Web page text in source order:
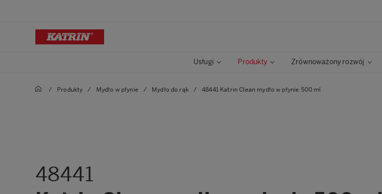
Usługi Produkty Zrównoważony rozwój
/ Produkty / Mydło w płynie / Mydło do rąk / 48441 Katrin Clean mydło w płynie 500 ml
48441